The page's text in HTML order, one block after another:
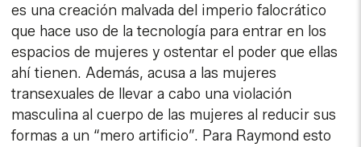
es una creación malvada del imperio falocrático
que hace uso de la tecnología para entrar en los
espacios de mujeres y ostentar el poder que ellas
ahí tienen. Además, acusa a las mujeres
transexuales de llevar a cabo una violación
masculina al cuerpo de las mujeres al reducir sus
formas a un “mero artificio”. Para Raymond esto